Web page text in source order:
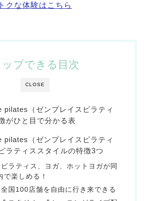
トクな体験はこちら
CLOSE
ップできる目次
pilates（ゼンプレイスピラティ
がひと目で分かる表
pilates（ゼンプレイスピラティ
ラティススタイルの特徴3つ
ラティス、ヨガ、ホットヨガが同
で楽しめる！
国100店舗を自由に行き来できる